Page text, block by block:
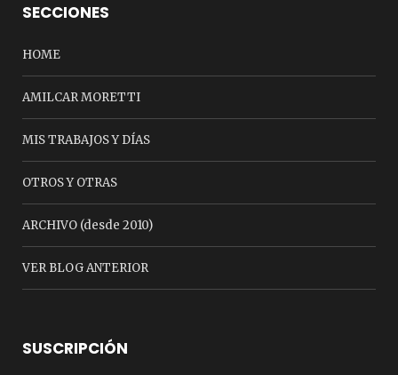
SECCIONES
HOME
AMILCAR MORETTI
MIS TRABAJOS Y DÍAS
OTROS Y OTRAS
ARCHIVO (desde 2010)
VER BLOG ANTERIOR
SUSCRIPCIÓN